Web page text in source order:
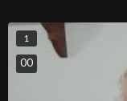
1
00